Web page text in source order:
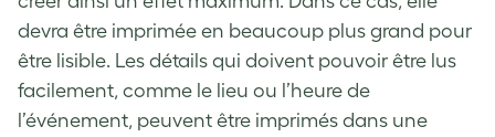
devra être imprimée en beaucoup plus grand pour
être lisible. Les détails qui doivent pouvoir être lus
facilement, comme le lieu ou l’heure de
l’événement, peuvent être imprimés dans une